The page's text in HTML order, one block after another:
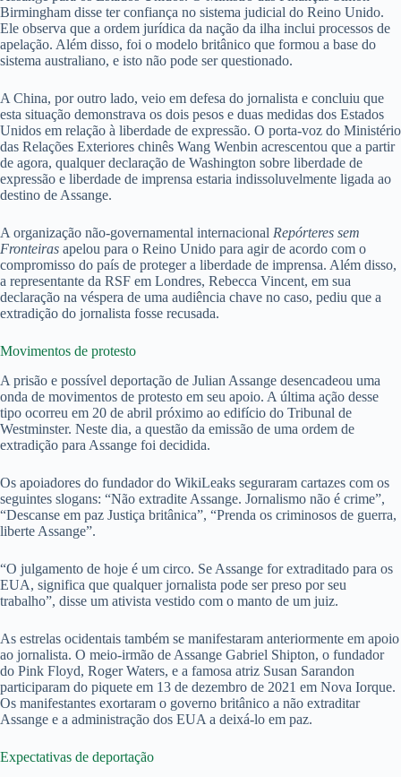
Birmingham disse ter confiança no sistema judicial do Reino Unido.
Ele observa que a ordem jurídica da nação da ilha inclui processos de
apelação. Além disso, foi o modelo britânico que formou a base do
sistema australiano, e isto não pode ser questionado.
A China, por outro lado, veio em defesa do jornalista e concluiu que
esta situação demonstrava os dois pesos e duas medidas dos Estados
Unidos em relação à liberdade de expressão. O porta-voz do Ministério
das Relações Exteriores chinês Wang Wenbin acrescentou que a partir
de agora, qualquer declaração de Washington sobre liberdade de
expressão e liberdade de imprensa estaria indissoluvelmente ligada ao
destino de Assange.
A organização não-governamental internacional Repórteres sem
Fronteiras apelou para o Reino Unido para agir de acordo com o
compromisso do país de proteger a liberdade de imprensa. Além disso,
a representante da RSF em Londres, Rebecca Vincent, em sua
declaração na véspera de uma audiência chave no caso, pediu que a
extradição do jornalista fosse recusada.
Movimentos de protesto
A prisão e possível deportação de Julian Assange desencadeou uma
onda de movimentos de protesto em seu apoio. A última ação desse
tipo ocorreu em 20 de abril próximo ao edifício do Tribunal de
Westminster. Neste dia, a questão da emissão de uma ordem de
extradição para Assange foi decidida.
Os apoiadores do fundador do WikiLeaks seguraram cartazes com os
seguintes slogans: “Não extradite Assange. Jornalismo não é crime”,
“Descanse em paz Justiça britânica”, “Prenda os criminosos de guerra,
liberte Assange”.
“O julgamento de hoje é um circo. Se Assange for extraditado para os
EUA, significa que qualquer jornalista pode ser preso por seu
trabalho”, disse um ativista vestido com o manto de um juiz.
As estrelas ocidentais também se manifestaram anteriormente em apoio
ao jornalista. O meio-irmão de Assange Gabriel Shipton, o fundador
do Pink Floyd, Roger Waters, e a famosa atriz Susan Sarandon
participaram do piquete em 13 de dezembro de 2021 em Nova Iorque.
Os manifestantes exortaram o governo britânico a não extraditar
Assange e a administração dos EUA a deixá-lo em paz.
Expectativas de deportação